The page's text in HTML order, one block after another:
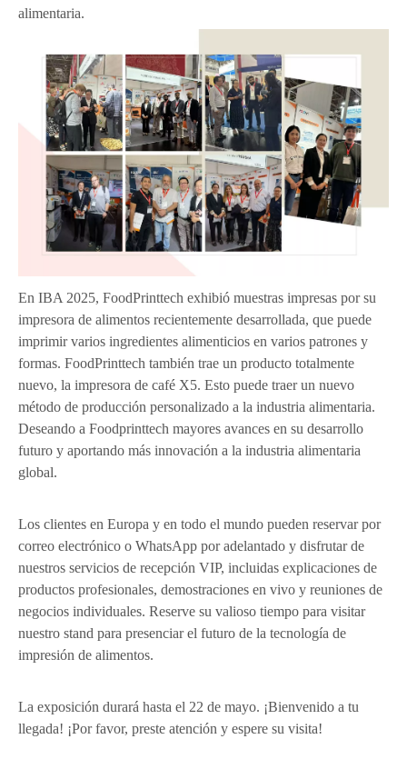
alimentaria.
En IBA 2025, FoodPrinttech exhibió muestras impresas por su
impresora de alimentos recientemente desarrollada, que puede
imprimir varios ingredientes alimenticios en varios patrones y
formas. FoodPrinttech también trae un producto totalmente
nuevo, la impresora de café X5. Esto puede traer un nuevo
método de producción personalizado a la industria alimentaria.
Deseando a Foodprinttech mayores avances en su desarrollo
futuro y aportando más innovación a la industria alimentaria
global.
Los clientes en Europa y en todo el mundo pueden reservar por
correo electrónico o WhatsApp por adelantado y disfrutar de
nuestros servicios de recepción VIP, incluidas explicaciones de
productos profesionales, demostraciones en vivo y reuniones de
negocios individuales. Reserve su valioso tiempo para visitar
nuestro stand para presenciar el futuro de la tecnología de
impresión de alimentos.
La exposición durará hasta el 22 de mayo. ¡Bienvenido a tu
llegada! ¡Por favor, preste atención y espere su visita!